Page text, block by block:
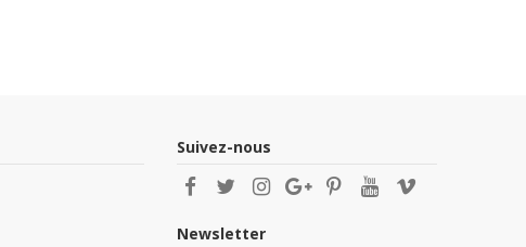
Suivez-nous
Newsletter